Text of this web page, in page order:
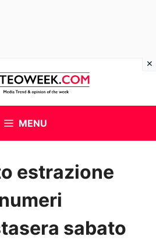
MENU
estrazione
sabato